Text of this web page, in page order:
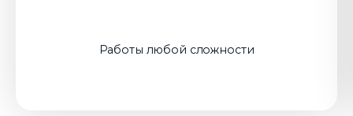
Работы любой сложности